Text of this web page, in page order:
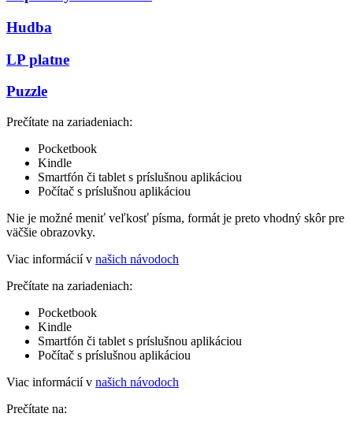
Hudba
LP platne
Puzzle
Prečítate na zariadeniach:
Pocketbook
Kindle
Smartfón či tablet s príslušnou aplikáciou
Počítač s príslušnou aplikáciou
Nie je možné meniť veľkosť písma, formát je preto vhodný skôr pre
väčšie obrazovky.
Viac informácií v našich návodoch
Prečítate na zariadeniach:
Pocketbook
Kindle
Smartfón či tablet s príslušnou aplikáciou
Počítač s príslušnou aplikáciou
Viac informácií v našich návodoch
Prečítate na: